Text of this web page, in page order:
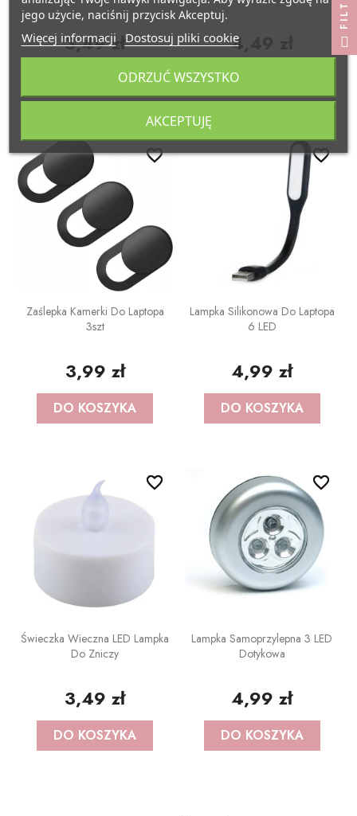
3,49 zł
DO KOSZYKA
4,49 zł
DO KOSZYKA
Zaślepka Kamerki Do Laptopa
3szt
3,99 zł
DO KOSZYKA
favorite_border
favorite_border
Lampka Silikonowa Do Laptopa
6 LED
4,99 zł
DO KOSZYKA
favorite_border
favorite_border
Świeczka Wieczna LED Lampka
Do Zniczy
3,49 zł
DO KOSZYKA
favorite_border
favorite_border
Lampka Samoprzylepna 3 LED
Dotykowa
4,99 zł
DO KOSZYKA
favorite_border
favorite_border
jego użycie, naciśnij przycisk Akceptuj.
Więcej informacji Dostosuj pliki cookie
ODRZUĆ WSZYSTKO
AKCEPTUJĘ